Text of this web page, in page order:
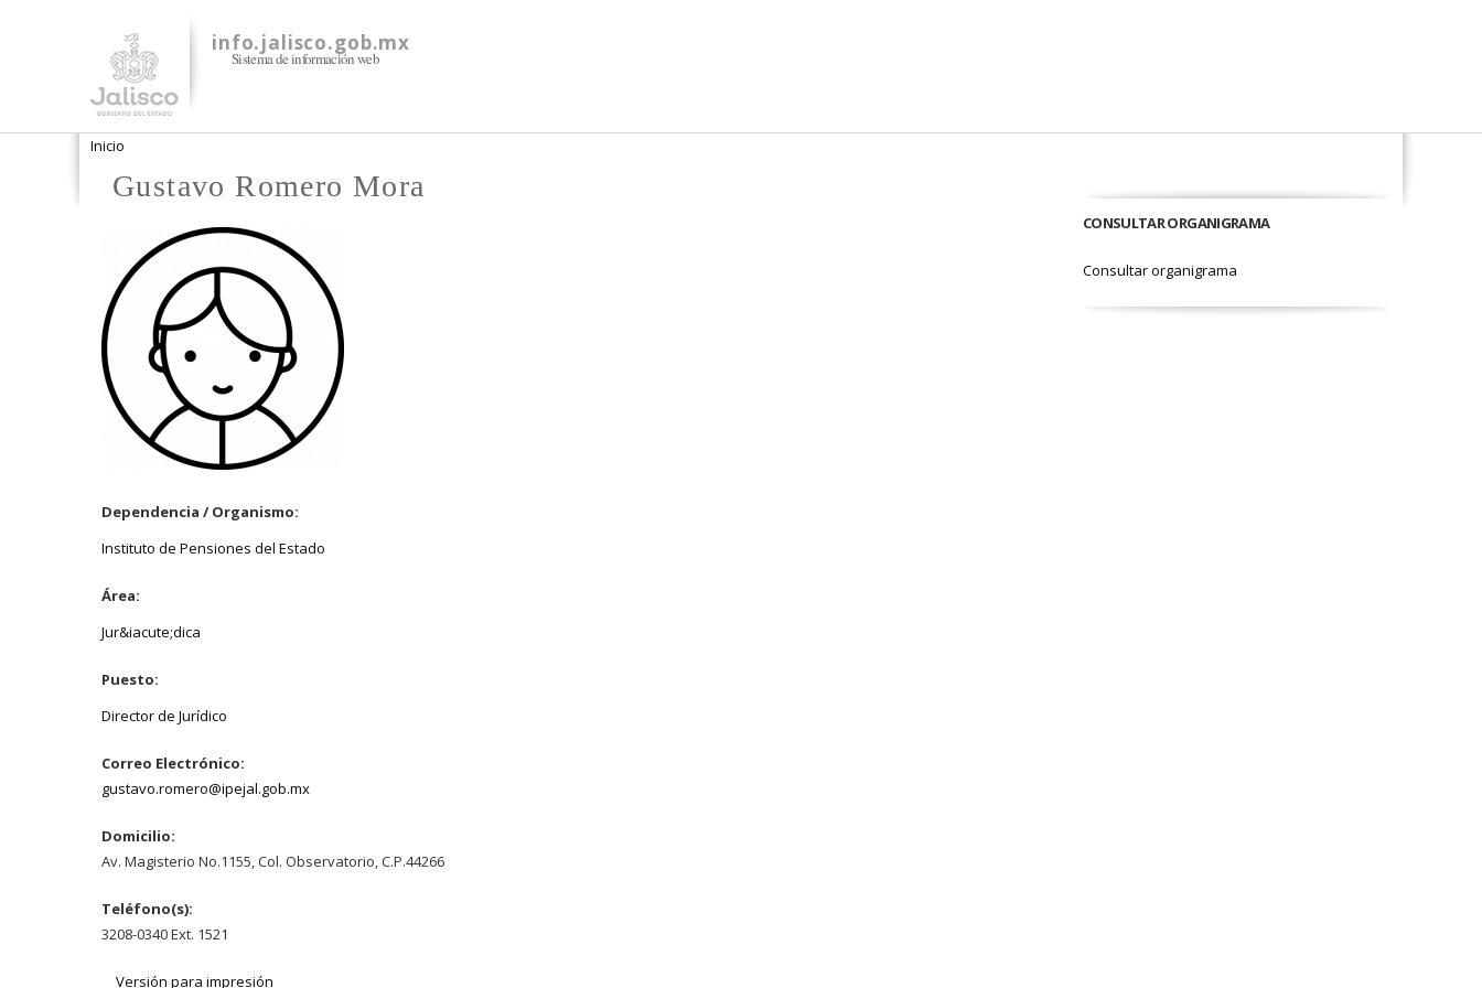
info.jalisco.gob.mx
Sistema de información web
Se encuentra usted aquí
Inicio
Gustavo Romero Mora
Dependencia / Organismo:
Instituto de Pensiones del Estado
Área:
Jur&iacute;dica
Puesto:
Director de Jurídico
Correo Electrónico:
gustavo.romero@ipejal.gob.mx
Domicilio:
Av. Magisterio No.1155, Col. Observatorio, C.P.44266
Teléfono(s):
3208-0340 Ext. 1521
Versión para impresión
CONSULTAR ORGANIGRAMA
Consultar organigrama